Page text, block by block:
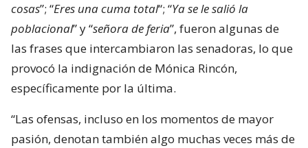
cosas”; “Eres una cuma total“; “Ya se le salió la
poblacional” y “señora de feria”, fueron algunas de
las frases que intercambiaron las senadoras, lo que
provocó la indignación de Mónica Rincón,
específicamente por la última.
“Las ofensas, incluso en los momentos de mayor
pasión, denotan también algo muchas veces más de